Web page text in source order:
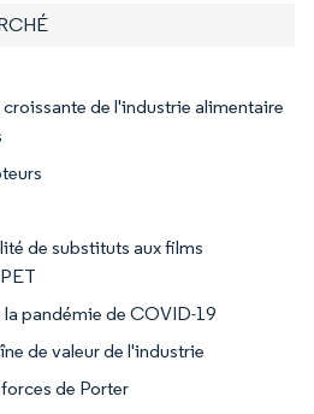
de l'industrie alimentaire
de substituts aux films
pandémie de COVID-19
de valeur de l'industrie
de Porter